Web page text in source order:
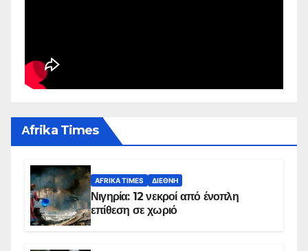
Αfrika Times
AFRIKA TIMES ΔΙΕΘΝΉ
Νιγηρία: 12 νεκροί από ένοπλη
επίθεση σε χωριό